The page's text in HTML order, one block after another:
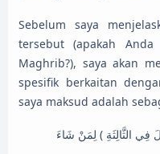
Sebelum saya
tersebut (apakah
Maghrib?), saya akan
spesifik berkaitan
saya maksud adalah
فِي الثَّالِثَةِ ) لِمَنْ شَاءَ